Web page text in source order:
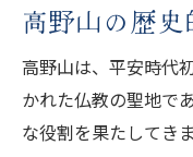
高野山の歴
高野山は、平安時代
かれた仏教の聖地で
な役割を果たしてき